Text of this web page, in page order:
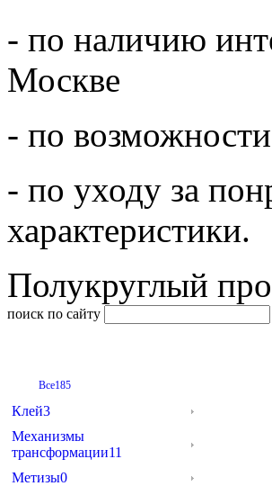
- по наличию
Москве
- по возможности
- по уходу за
характеристики.
Полукруглый
поиск по сайту
Все185
Клей3
Механизмы
трансформации11
Метизы0